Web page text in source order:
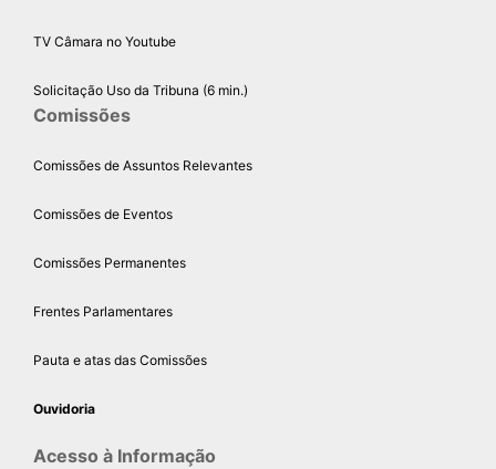
TV Câmara no Youtube
Solicitação Uso da Tribuna (6 min.)
Comissões
Comissões de Assuntos Relevantes
Comissões de Eventos
Comissões Permanentes
Frentes Parlamentares
Pauta e atas das Comissões
Ouvidoria
Acesso à Informação